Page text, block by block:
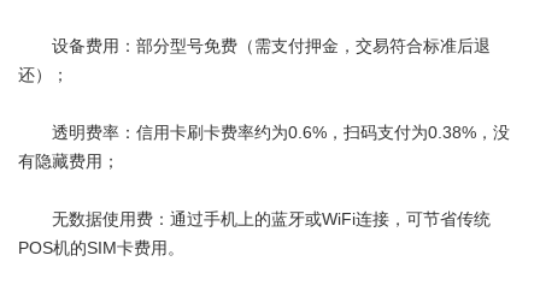
设备费用：部分型号免费（需支付押金，交易符合标准后退
还）；
透明费率：信用卡刷卡费率约为0.6%，扫码支付为0.38%，没
有隐藏费用；
无数据使用费：通过手机上的蓝牙或WiFi连接，可节省传统
POS机的SIM卡费用。